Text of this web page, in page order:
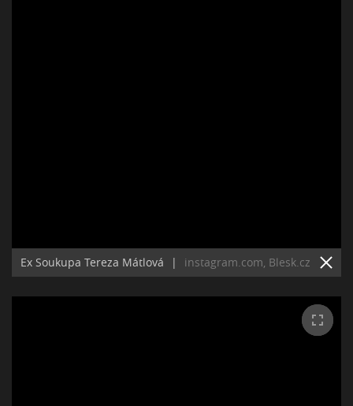
Ex Soukupa Tereza Mátlová | instagram.com, Blesk.cz